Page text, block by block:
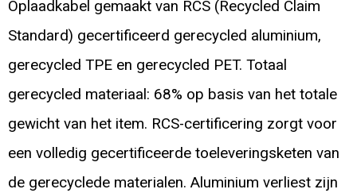
Oplaadkabel gemaakt van RCS (Recycled Claim
Standard) gecertificeerd gerecycled aluminium,
gerecycled TPE en gerecycled PET. Totaal
gerecycled materiaal: 68% op basis van het totale
gewicht van het item. RCS-certificering zorgt voor
een volledig gecertificeerde toeleveringsketen van
de gerecyclede materialen. Aluminium verliest zijn